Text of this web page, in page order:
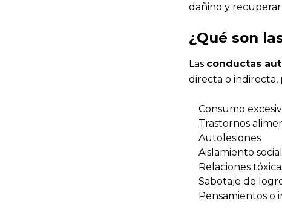
dañino y
¿Qué son
Las conductas
directa o indirecta,
Consumo
Trastornos
Autolesiones
Aislamiento social
Relaciones
Sabotaje de
Pensamientos o